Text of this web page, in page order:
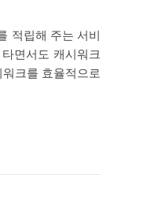
적립해 주는 서비
면서도 캐시워크
크를 효율적으로